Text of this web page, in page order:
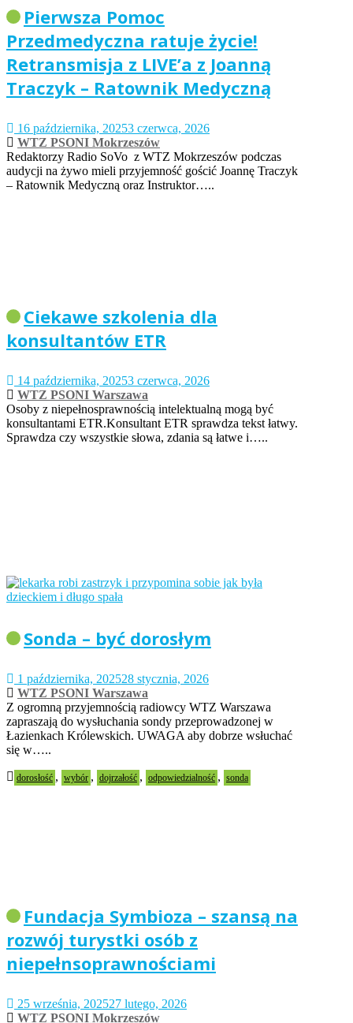
Pierwsza Pomoc
Przedmedyczna ratuje życie!
Retransmisja z LIVE’a z Joanną
Traczyk – Ratownik Medyczną
16 października, 20253 czerwca, 2026
WTZ PSONI Mokrzeszów
Redaktorzy Radio SoVo z WTZ Mokrzeszów podczas
audycji na żywo mieli przyjemność gościć Joannę Traczyk
– Ratownik Medyczną oraz Instruktor…..
Ciekawe szkolenia dla
konsultantów ETR
14 października, 20253 czerwca, 2026
WTZ PSONI Warszawa
Osoby z niepełnosprawnością intelektualną mogą być
konsultantami ETR.Konsultant ETR sprawdza tekst łatwy.
Sprawdza czy wszystkie słowa, zdania są łatwe i…..
Sonda – być dorosłym
1 października, 202528 stycznia, 2026
WTZ PSONI Warszawa
Z ogromną przyjemnością radiowcy WTZ Warszawa
zapraszają do wysłuchania sondy przeprowadzonej w
Łazienkach Królewskich. UWAGA aby dobrze wsłuchać
się w…..
dorosłość , wybór , dojrzałość , odpowiedzialność , sonda
Fundacja Symbioza – szansą na
rozwój turystki osób z
niepełnsoprawnościami
25 września, 202527 lutego, 2026
WTZ PSONI Mokrzeszów